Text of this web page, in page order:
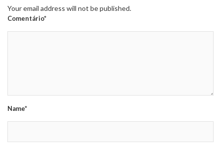
Your email address will not be published.
Comentário*
Name*